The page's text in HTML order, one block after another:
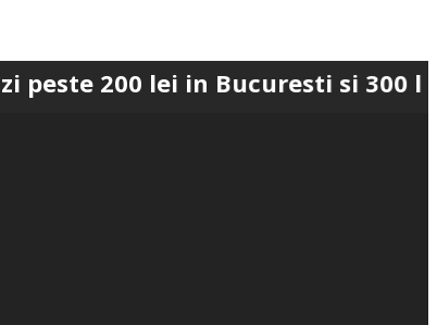
lei in Bucuresti si 300 lei in